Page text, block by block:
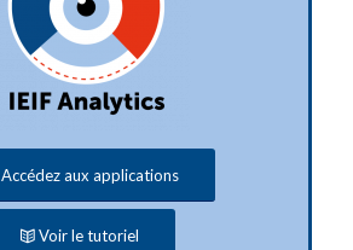
Accédez aux applications
Voir le tutoriel